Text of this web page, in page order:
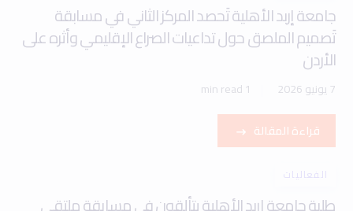
جامعة إربد الأهلية تَحصد المركز الثاني في مسابقة
تَصميم الملصق حول تداعيات الصراع الإقليمي وأثره على
الأردن
7 يونيو 2026 1 min read
قراءة المقالة
الفعاليات